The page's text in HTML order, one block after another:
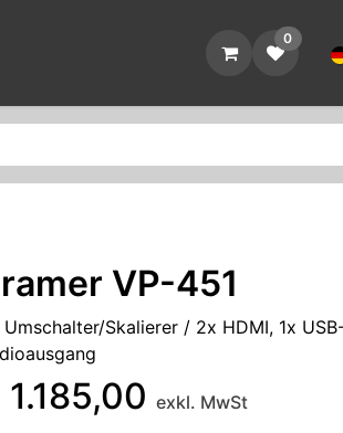
0
VP-451
Umschalter/Skalierer / 2x HDMI, 1x
1.185,00 exkl. MwSt